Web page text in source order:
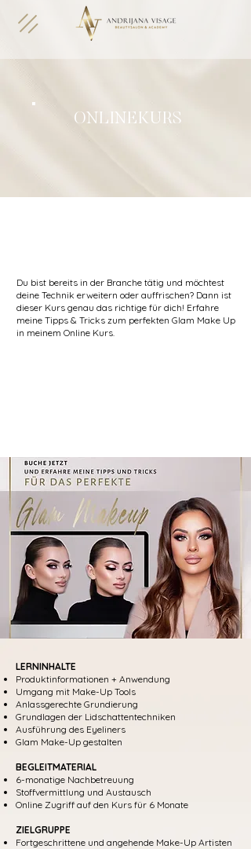
ONLINEKURS
Du bist bereits in der Branche tätig und möchtest
deine Technik erweitern oder auffrischen? Dann ist
dieser Kurs genau das richtige für dich! Erfahre
meine Tipps & Tricks zum perfekten Glam Make Up
in meinem Online Kurs.
LERNINHALTE
Produktinformationen + Anwendung
Umgang mit Make-Up Tools
Anlassgerechte Grundierung
Grundlagen der Lidschattentechniken
Ausführung des Eyeliners
Glam Make-Up gestalten
BEGLEITMATERIAL
6-monatige Nachbetreuung
Stoffvermittlung und Austausch
Online Zugriff auf den Kurs für 6 Monate
ZIELGRUPPE
Fortgeschrittene und angehende Make-Up Artisten